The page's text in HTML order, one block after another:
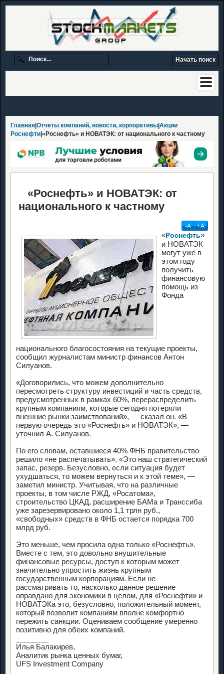
Главная Отчеты компаний, новости, корпоративы Акции
Роснефти |«Роснефть» и НОВАТЭК: от национального к частному
«Роснефть» и НОВАТЭК: от
национального к частному
-А +А
«Роснефть»
и НОВАТЭК
могут уже в
этом году
получить
финансовую
помощь из
Фонда
национального благосостояния на текущие проекты,
сообщил журналистам министр финансов Антон
Силуанов.
«Договорились, что можем дополнительно
пересмотреть структуру инвестиций и часть средств,
предусмотренных в рамках 60%, перераспределить
крупным компаниям, которые сегодня потеряли
внешние рынки заимствований», — сказал он. «В
первую очередь это «Роснефть» и НОВАТЭК», —
уточнил А. Силуанов.
По его словам, оставшиеся 40% ФНБ правительство
решило «не распечатывать». «Это наш стратегический
запас, резерв. Безусловно, если ситуация будет
ухудшаться, то можем вернуться и к этой теме», —
заметил министр. Учитывая, что на различные
проекты, в том числе РЖД, «Росатома»,
строительство ЦКАД, расширение БАМа и Транссиба
уже зарезервировано около 1,1 трлн руб.,
«свободных» средств в ФНБ остается порядка 700
млрд руб.
Это меньше, чем просила одна только «Роснефть».
Вместе с тем, это довольно внушительные
финансовые ресурсы, доступ к которым может
значительно упростить жизнь крупным
государственным корпорациям. Если не
рассматривать то, насколько данное решение
оправдано для экономики в целом, для «Роснефти» и
НОВАТЭКа это, безусловно, положительный момент,
который позволит компаниям вполне комфортно
пережить санкции. Оцениваем сообщение умеренно
позитивно для обеих компаний.
Илья Балакирев,
Аналитик рынка ценных бумаг,
UFS Investment Company